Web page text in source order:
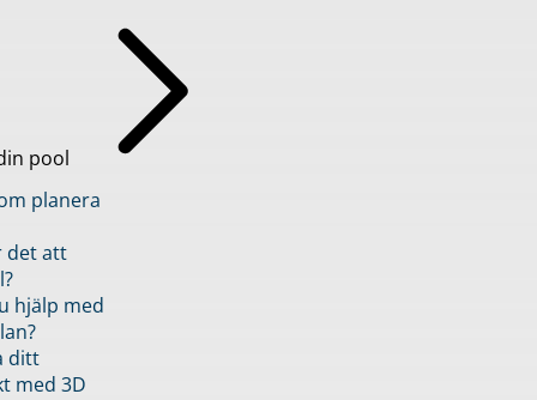
pool
planera
det att
hjälp med
ditt
med 3D